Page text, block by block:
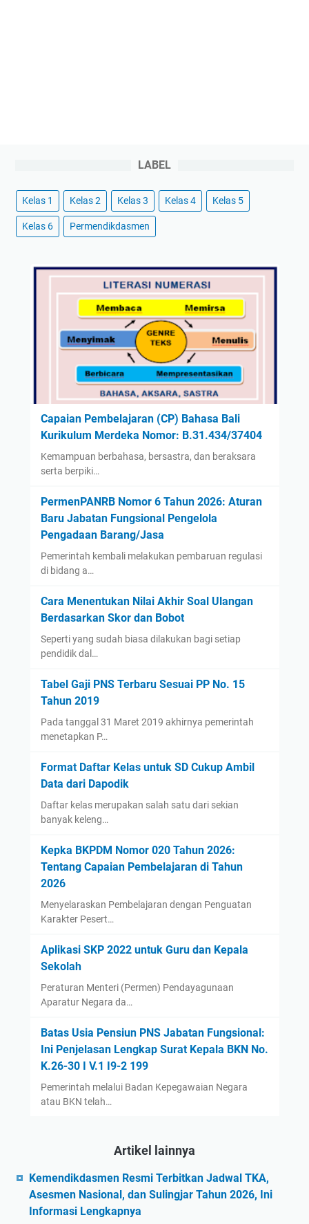
LABEL
Kelas 1 Kelas 2 Kelas 3 Kelas 4 Kelas 5
Kelas 6 Permendikdasmen
Capaian Pembelajaran (CP) Bahasa Bali
Kurikulum Merdeka Nomor: B.31.434/37404
Kemampuan berbahasa, bersastra, dan beraksara
serta berpiki…
PermenPANRB Nomor 6 Tahun 2026: Aturan
Baru Jabatan Fungsional Pengelola
Pengadaan Barang/Jasa
Pemerintah kembali melakukan pembaruan regulasi
di bidang a…
Cara Menentukan Nilai Akhir Soal Ulangan
Berdasarkan Skor dan Bobot
Seperti yang sudah biasa dilakukan bagi setiap
pendidik dal…
Tabel Gaji PNS Terbaru Sesuai PP No. 15
Tahun 2019
Pada tanggal 31 Maret 2019 akhirnya pemerintah
menetapkan P…
Format Daftar Kelas untuk SD Cukup Ambil
Data dari Dapodik
Daftar kelas merupakan salah satu dari sekian
banyak keleng…
Kepka BKPDM Nomor 020 Tahun 2026:
Tentang Capaian Pembelajaran di Tahun
2026
Menyelaraskan Pembelajaran dengan Penguatan
Karakter Pesert…
Aplikasi SKP 2022 untuk Guru dan Kepala
Sekolah
Peraturan Menteri (Permen) Pendayagunaan
Aparatur Negara da…
Batas Usia Pensiun PNS Jabatan Fungsional:
Ini Penjelasan Lengkap Surat Kepala BKN No.
K.26-30 I V.1 I9-2 199
Pemerintah melalui Badan Kepegawaian Negara
atau BKN telah…
Artikel lainnya
Kemendikdasmen Resmi Terbitkan Jadwal TKA,
Asesmen Nasional, dan Sulingjar Tahun 2026, Ini
Informasi Lengkapnya